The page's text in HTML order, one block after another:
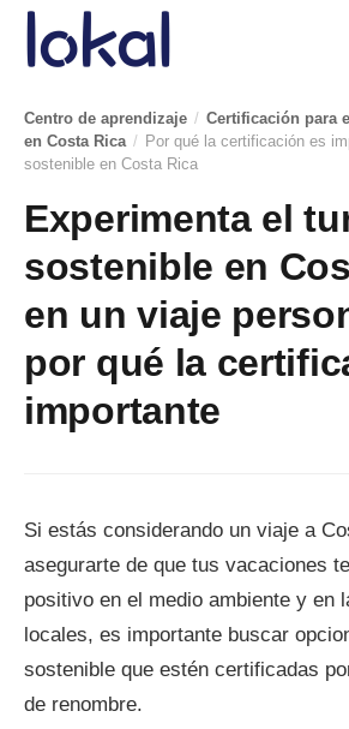
Skip to main content
Centro de aprendizaje / Certificación para
en Costa Rica / Por qué la certificación es
sostenible en Costa Rica
Experimenta el
sostenible en
en un viaje
por qué la
importante
Si estás considerando un viaje a
asegurarte de que tus vacaciones
positivo en el medio ambiente y en
locales, es importante buscar
sostenible que estén certificadas
de renombre.